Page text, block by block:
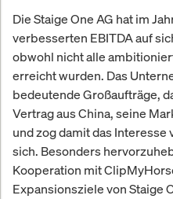
Die Staige One AG hat im
verbesserten EBITDA auf
obwohl nicht alle
erreicht wurden. Das
bedeutende Großaufträge,
Vertrag aus China, seine
und zog damit das
sich. Besonders
Kooperation mit
Expansionsziele von Staige